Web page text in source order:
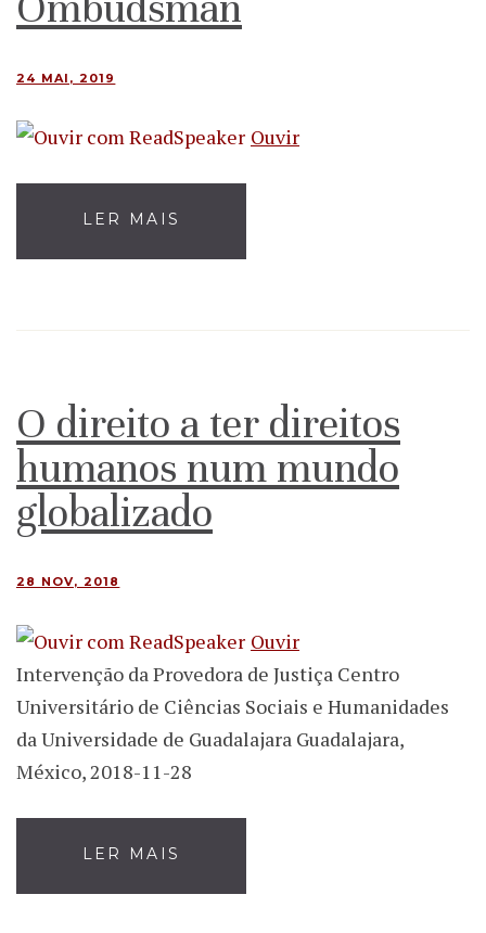
24 MAI, 2019
Ouvir
LER MAIS
O direito a ter direitos
humanos num mundo
globalizado
28 NOV, 2018
Ouvir
Intervenção da Provedora de Justiça Centro
Universitário de Ciências Sociais e Humanidades
da Universidade de Guadalajara Guadalajara,
México, 2018-11-28
LER MAIS